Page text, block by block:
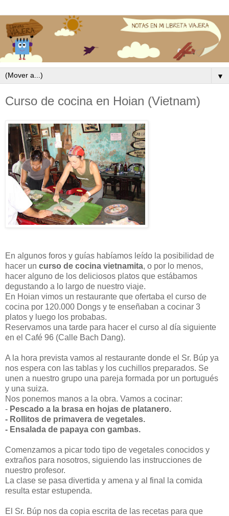
▼
Curso de cocina en Hoian (Vietnam)
En algunos foros y guías habíamos leído la posibilidad de
hacer un curso de cocina vietnamita, o por lo menos,
hacer alguno de los deliciosos platos que estábamos
degustando a lo largo de nuestro viaje.
En Hoian vimos un restaurante que ofertaba el curso de
cocina por 120.000 Dongs y te enseñaban a cocinar 3
platos y luego los probabas.
Reservamos una tarde para hacer el curso al día siguiente
en el Café 96 (Calle Bach Dang).
A la hora prevista vamos al restaurante donde el Sr. Búp ya
nos espera con las tablas y los cuchillos preparados. Se
unen a nuestro grupo una pareja formada por un portugués
y una suiza.
Nos ponemos manos a la obra. Vamos a cocinar:
- Pescado a la brasa en hojas de platanero.
- Rollitos de primavera de vegetales.
- Ensalada de papaya con gambas.
Comenzamos a picar todo tipo de vegetales conocidos y
extraños para nosotros, siguiendo las instrucciones de
nuestro profesor.
La clase se pasa divertida y amena y al final la comida
resulta estar estupenda.
El Sr. Búp nos da copia escrita de las recetas para que